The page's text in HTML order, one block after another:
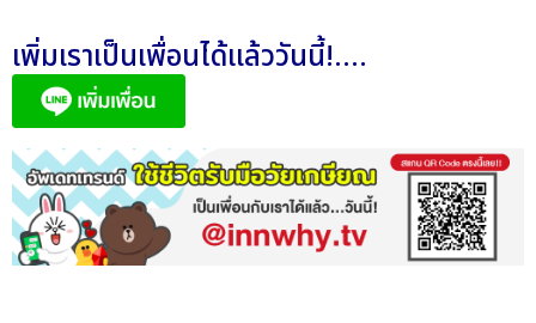
เพิ่มเราเป็นเพื่อนได้แล้ววันนี้!....